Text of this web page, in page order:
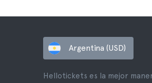
Argentina (USD)
Hellotickets es la mejor